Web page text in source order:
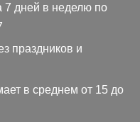
7 дней в неделю по
праздников и
в среднем от 15 до